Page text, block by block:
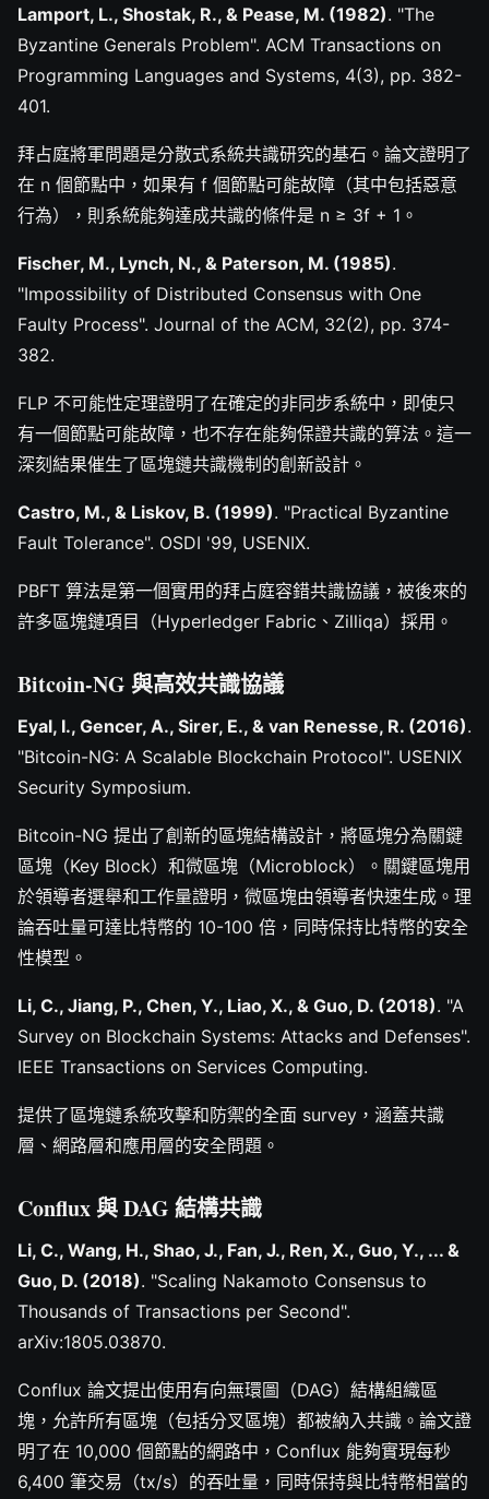
Lamport, L., Shostak, R., & Pease, M. (1982). "The
Byzantine Generals Problem". ACM Transactions on
Programming Languages and Systems, 4(3), pp. 382-
401.
拜占庭將軍問題是分散式系統共識研究的基石。論文證明了
在 n 個節點中，如果有 f 個節點可能故障（其中包括惡意
行為），則系統能夠達成共識的條件是 n ≥ 3f + 1。
Fischer, M., Lynch, N., & Paterson, M. (1985).
"Impossibility of Distributed Consensus with One
Faulty Process". Journal of the ACM, 32(2), pp. 374-
382.
FLP 不可能性定理證明了在確定的非同步系統中，即使只
有一個節點可能故障，也不存在能夠保證共識的算法。這一
深刻結果催生了區塊鏈共識機制的創新設計。
Castro, M., & Liskov, B. (1999). "Practical Byzantine
Fault Tolerance". OSDI '99, USENIX.
PBFT 算法是第一個實用的拜占庭容錯共識協議，被後來的
許多區塊鏈項目（Hyperledger Fabric、Zilliqa）採用。
Bitcoin-NG 與高效共識協議
Eyal, I., Gencer, A., Sirer, E., & van Renesse, R. (2016).
"Bitcoin-NG: A Scalable Blockchain Protocol". USENIX
Security Symposium.
Bitcoin-NG 提出了創新的區塊結構設計，將區塊分為關鍵
區塊（Key Block）和微區塊（Microblock）。關鍵區塊用
於領導者選舉和工作量證明，微區塊由領導者快速生成。理
論吞吐量可達比特幣的 10-100 倍，同時保持比特幣的安全
性模型。
Li, C., Jiang, P., Chen, Y., Liao, X., & Guo, D. (2018). "A
Survey on Blockchain Systems: Attacks and Defenses".
IEEE Transactions on Services Computing.
提供了區塊鏈系統攻擊和防禦的全面 survey，涵蓋共識
層、網路層和應用層的安全問題。
Conflux 與 DAG 結構共識
Li, C., Wang, H., Shao, J., Fan, J., Ren, X., Guo, Y., ... &
Guo, D. (2018). "Scaling Nakamoto Consensus to
Thousands of Transactions per Second".
arXiv:1805.03870.
Conflux 論文提出使用有向無環圖（DAG）結構組織區
塊，允許所有區塊（包括分叉區塊）都被納入共識。論文證
明了在 10,000 個節點的網路中，Conflux 能夠實現每秒
6,400 筆交易（tx/s）的吞吐量，同時保持與比特幣相當的